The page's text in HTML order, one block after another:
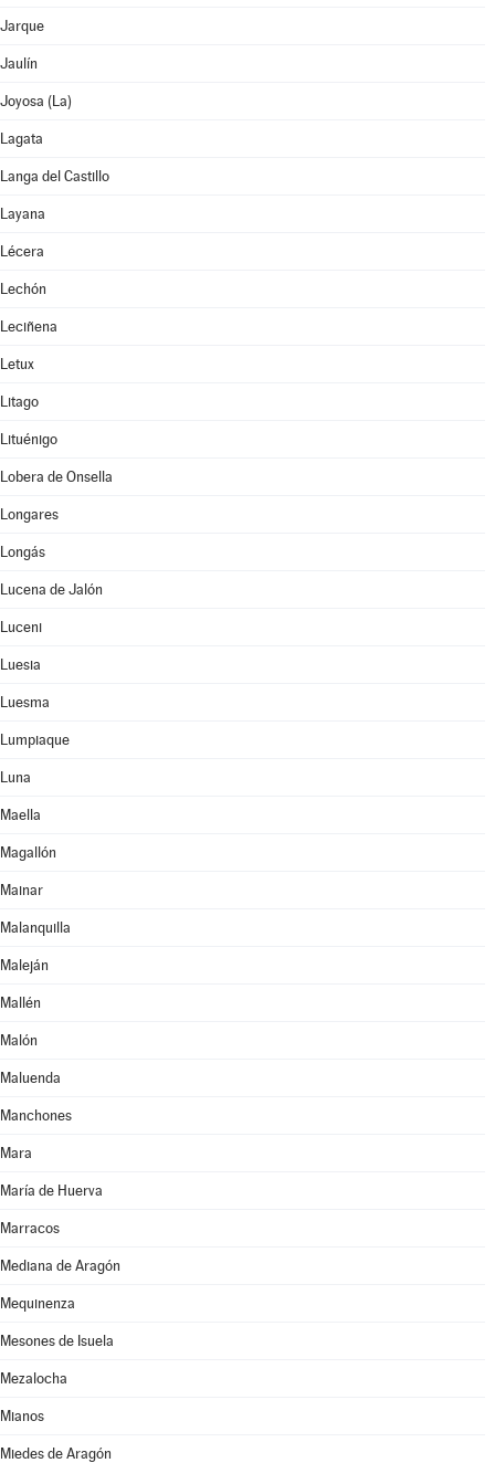
Jarque
Jaulín
Joyosa (La)
Lagata
Langa del Castillo
Layana
Lécera
Lechón
Leciñena
Letux
Litago
Lituénigo
Lobera de Onsella
Longares
Longás
Lucena de Jalón
Luceni
Luesia
Luesma
Lumpiaque
Luna
Maella
Magallón
Mainar
Malanquilla
Maleján
Mallén
Malón
Maluenda
Manchones
Mara
María de Huerva
Marracos
Mediana de Aragón
Mequinenza
Mesones de Isuela
Mezalocha
Mianos
Miedes de Aragón